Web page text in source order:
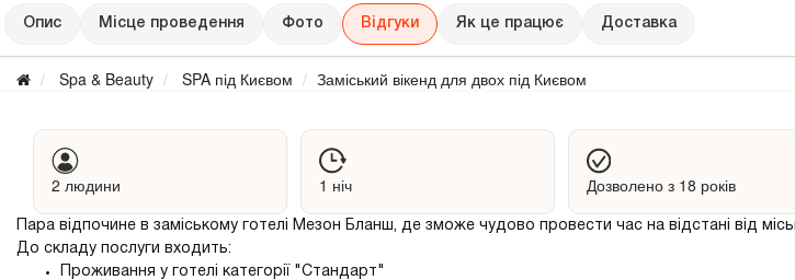
Опис Місце проведення Фото Відгуки Як це працює Доставка
Spa & Beauty SPA під Києвом Заміський вікенд для двох під Києвом
2 людини 1 ніч Дозволено з 18 років
Пара відпочине в заміському готелі Мезон Бланш, де зможе чудово провести час на відстані від
До складу послуги входить:
Проживання у готелі категорії "Стандарт"